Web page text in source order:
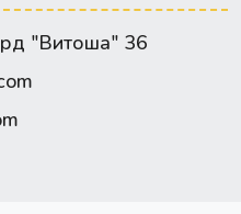
"Витоша" 36